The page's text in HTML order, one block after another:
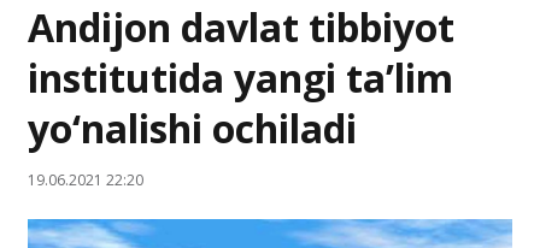
Andijon davlat tibbiyot
institutida yangi ta’lim
yo‘nalishi ochiladi
19.06.2021 22:20